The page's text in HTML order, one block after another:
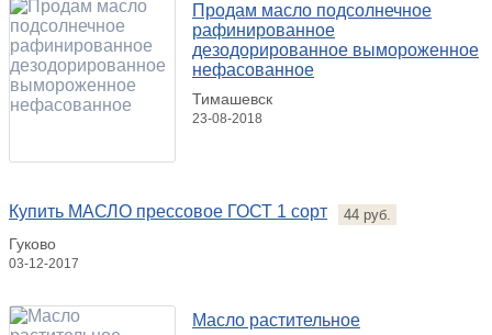
Продам масло подсолнечное
рафинированное
дезодорированное вымороженное
нефасованное
Тимашевск
23-08-2018
Купить МАСЛО прессовое ГОСТ 1 сорт
44 руб.
Гуково
03-12-2017
Масло растительное